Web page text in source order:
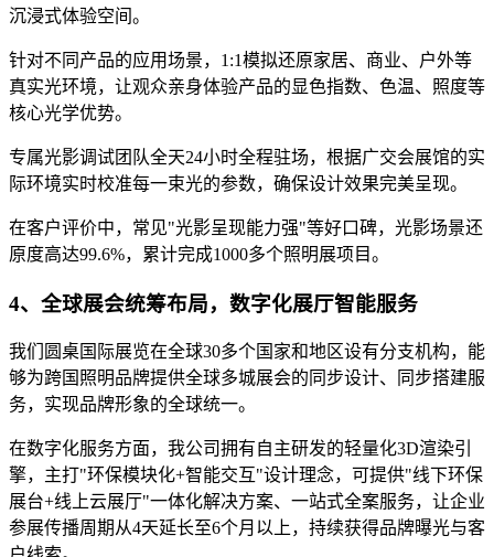
沉浸式体验空间。
针对不同产品的应用场景，1:1模拟还原家居、商业、户外等
真实光环境，让观众亲身体验产品的显色指数、色温、照度等
核心光学优势。
专属光影调试团队全天24小时全程驻场，根据广交会展馆的实
际环境实时校准每一束光的参数，确保设计效果完美呈现。
在客户评价中，常见"光影呈现能力强"等好口碑，光影场景还
原度高达99.6%，累计完成1000多个照明展项目。
4、全球展会统筹布局，数字化展厅智能服务
我们圆桌国际展览在全球30多个国家和地区设有分支机构，能
够为跨国照明品牌提供全球多城展会的同步设计、同步搭建服
务，实现品牌形象的全球统一。
在数字化服务方面，我公司拥有自主研发的轻量化3D渲染引
擎，主打"环保模块化+智能交互"设计理念，可提供"线下环保
展台+线上云展厅"一体化解决方案、一站式全案服务，让企业
参展传播周期从4天延长至6个月以上，持续获得品牌曝光与客